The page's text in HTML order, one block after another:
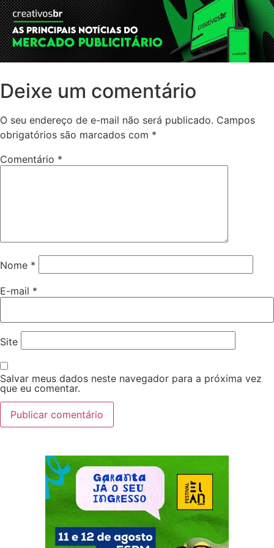
Deixe um comentário
O seu endereço de e-mail não será publicado. Campos
obrigatórios são marcados com *
Comentário *
Nome *
E-mail *
Site
Salvar meus dados neste navegador para a próxima vez
que eu comentar.